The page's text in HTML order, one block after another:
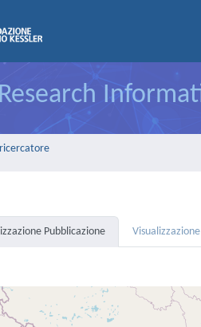
Pubblicazione